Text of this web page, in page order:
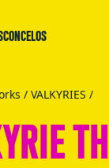
/ VALKYRIES /